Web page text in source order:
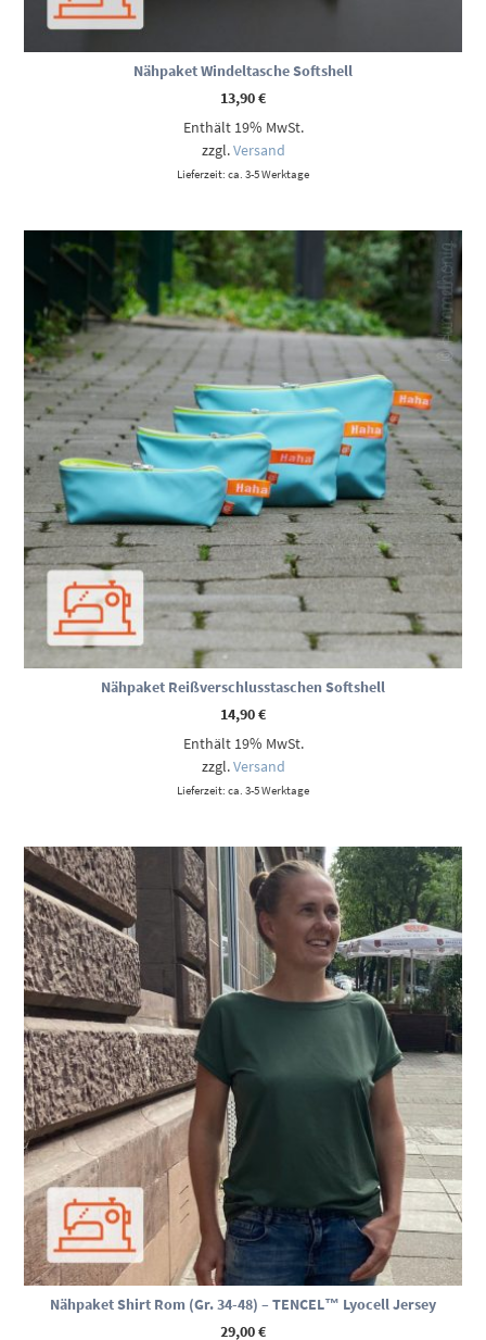
Nähpaket Windeltasche Softshell
13,90€
Enthält 19% MwSt.
zzgl.Versand
Lieferzeit: ca. 3-5 Werktage
Nähpaket Reißverschlusstaschen Softshell
14,90€
Enthält 19% MwSt.
zzgl.Versand
Lieferzeit: ca. 3-5 Werktage
Nähpaket Shirt Rom (Gr. 34-48) – TENCEL™ Lyocell Jersey
29,00€